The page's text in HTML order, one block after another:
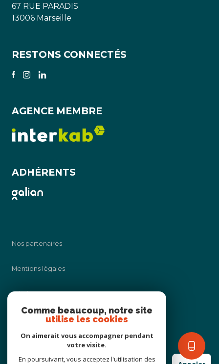
67 RUE PARADIS
13006 Marseille
RESTONS CONNECTÉS
AGENCE MEMBRE
ADHÉRENTS
Nos partenaires
Mentions légales
Admin
Nos honoraires
Comme beaucoup, notre site
utilise les cookies
On aimerait vous accompagner pendant
votre visite.
En poursuivant, vous acceptez l'utilisation des